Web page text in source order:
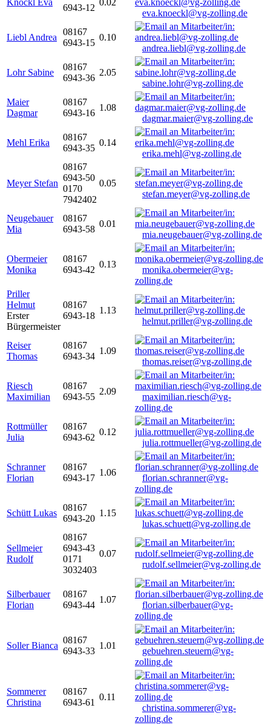
Knöckl Eva
6943-12
0.02
eva.knoeckl@vg-zolling.de
Liebl Andrea
08167
6943-15
0.10
andrea.liebl@vg-zolling.de
Lohr Sabine
08167
6943-36
2.05
sabine.lohr@vg-zolling.de
Maier
Dagmar
08167
6943-16
1.08
dagmar.maier@vg-zolling.de
Mehl Erika
08167
6943-35
0.14
erika.mehl@vg-zolling.de
Meyer Stefan
08167
6943-50
0170
7942402
0.05
stefan.meyer@vg-zolling.de
Neugebauer
Mia
08167
6943-58
0.01
mia.neugebauer@vg-zolling.de
Obermeier
Monika
08167
6943-42
0.13
monika.obermeier@vg-
zolling.de
Priller
Helmut
Erster
Bürgermeister
08167
6943-18
1.13
helmut.priller@vg-zolling.de
Reiser
Thomas
08167
6943-34
1.09
thomas.reiser@vg-zolling.de
Riesch
Maximilian
08167
6943-55
2.09
maximilian.riesch@vg-
zolling.de
Rottmüller
Julia
08167
6943-62
0.12
julia.rottmueller@vg-zolling.de
Schranner
Florian
08167
6943-17
1.06
florian.schranner@vg-
zolling.de
Schütt Lukas
08167
6943-20
1.15
lukas.schuett@vg-zolling.de
Sellmeier
Rudolf
08167
6943-43
0171
3032403
0.07
rudolf.sellmeier@vg-zolling.de
Silberbauer
Florian
08167
6943-44
1.07
florian.silberbauer@vg-
zolling.de
Soller Bianca
08167
6943-33
1.01
gebuehren.steuern@vg-
zolling.de
Sommerer
Christina
08167
6943-61
0.11
christina.sommerer@vg-
zolling.de